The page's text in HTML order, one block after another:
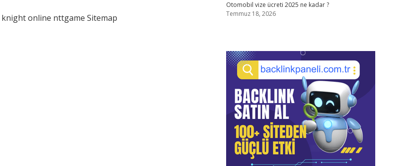
knight online nttgame Sitemap
Otomobil vize ücreti 2025 ne kadar ?
Temmuz 18, 2026